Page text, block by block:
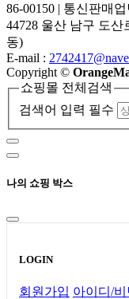
86-00150 | 통신판매업
44728 울산 남구 도산
동)
E-mail :
Copyright©
쇼핑몰 전체검색
검색어 입력 필수
나의 쇼핑 박스
LOGIN
회원가입 아이디/비